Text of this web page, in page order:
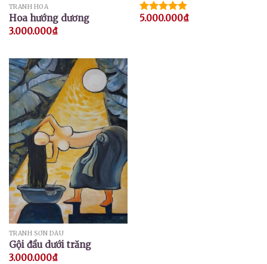
TRANH HOA
Hoa hướng dương
3.000.000₫
Được xếp
5.000.000₫
TRANH SƠN DẦU
Gội đầu dưới trăng
3.000.000₫